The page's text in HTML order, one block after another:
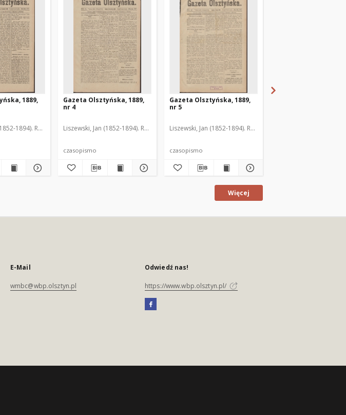
1889,
1894). Red.
Gazeta Olsztyńska, 1889,
nr 4
Liszewski, Jan (1852-1894). Red.
czasopismo
Gazeta Olsztyńska, 1889,
nr 5
Liszewski, Jan (1852-1894). Red.
czasopismo
Więcej
E-Mail
wmbc@wbp.olsztyn.pl
Odwiedź nas!
https://www.wbp.olsztyn.pl/